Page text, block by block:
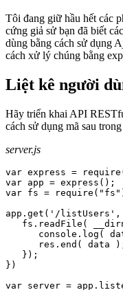
Tôi đang giữ hầu hết các
cứng giả sử bạn đã biết
dùng bằng cách sử dụng
cách xử lý chúng bằng
Liệt kê người
Hãy triển khai API
cách sử dụng mã sau
server.js
var express =
var app = express();
var fs =
app.get('/
fs.readFile(
console.log(
res.end( data
   });
})
var server =